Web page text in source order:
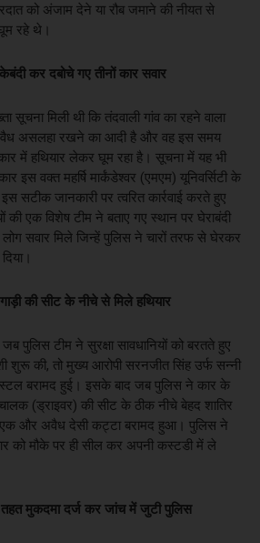
को अंजाम देने या रौब जमाने की नीयत से
रहे थे।
कर दबोचे गए तीनों कार सवार
सूचना मिली थी कि तंदवाली गांव का रहने वाला
असलहा रखने का आदी है और वह इस समय
में हथियार लेकर घूम रहा है। सूचना में यह भी
इस वक्त महर्षि मार्कंडेश्वर (एमएम) यूनिवर्सिटी के
सटीक जानकारी पर त्वरित कार्रवाई करते हुए
की एक विशेष टीम ने बताए गए स्थान पर घेराबंदी
लोग सवार मिले जिन्हें पुलिस ने चारों तरफ से घेरकर
की सीट के नीचे से मिले हथियार
पुलिस टीम ने सुरक्षा सावधानियों को बरतते हुए
शुरू की, तो मुख्य आरोपी सरनजीत सिंह उर्फ सन्नी
बरामद हुई। इसके बाद जब पुलिस ने कार के
(ड्राइवर) की सीट के ठीक नीचे बेहद शातिर
एक और अवैध देसी कट्टा बरामद हुआ। पुलिस ने
को मौके पर ही सील कर अपनी कस्टडी में ले
मुकदमा दर्ज कर जांच में जुटी पुलिस